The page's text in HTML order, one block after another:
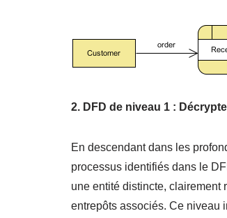
2. DFD de niveau 1 :
En descendant dans les
processus identifiés dans le
une entité distincte, clairement
entrepôts associés. Ce niveau